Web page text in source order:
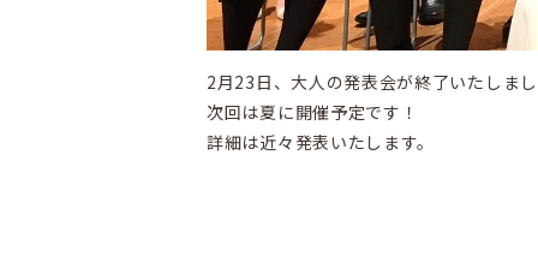
2月23日、大人の発表会が終了いたしま
次回は夏に開催予定です！
詳細は近々発表いたします。